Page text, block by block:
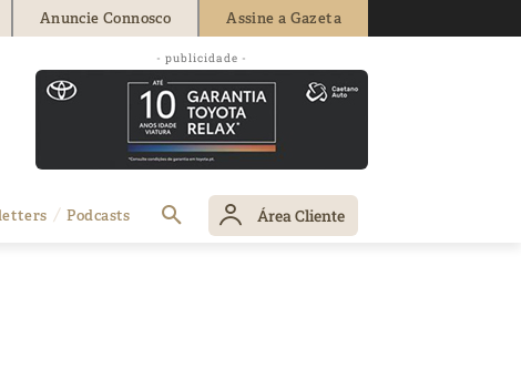
Anuncie Connosco Assine a Gazeta
- publicidade -
Podcasts Área Cliente